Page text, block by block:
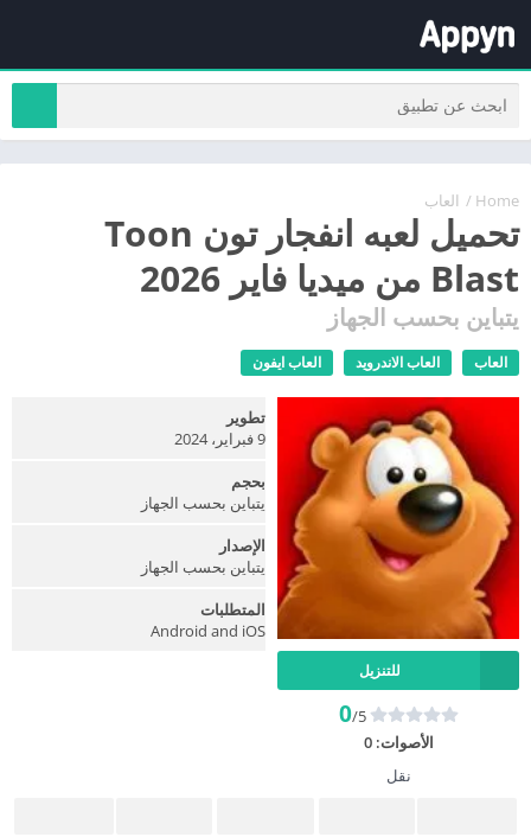
Home
/ العاب
تحميل لعبه انفجار تون Toon
Blast من ميديا فاير 2026
يتباين بحسب الجهاز
العاب العاب الاندرويد العاب ايفون
للتنزيل
0/5
الأصوات:0
نقل
تطوير
9 فبراير، 2024
بحجم
يتباين بحسب الجهاز
الإصدار
يتباين بحسب الجهاز
المتطلبات
Android and iOS